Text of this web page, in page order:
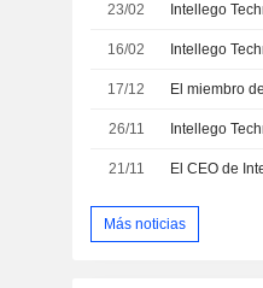
23/02
16/02 Intellego
17/12
26/11
21/11
Más noticias